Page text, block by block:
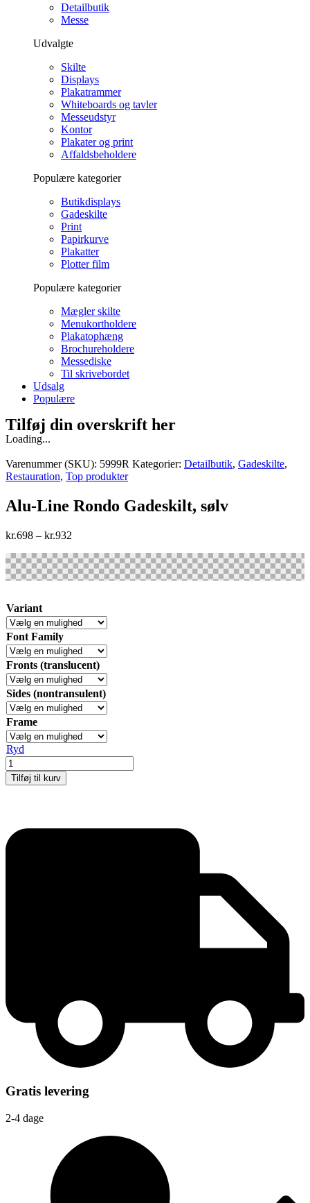
Detailbutik
Messe
Udvalgte
Skilte
Displays
Plakatrammer
Whiteboards og tavler
Messeudstyr
Kontor
Plakater og print
Affaldsbeholdere
Populære kategorier
Butikdisplays
Gadeskilte
Print
Papirkurve
Plakatter
Plotter film
Populære kategorier
Mægler skilte
Menukortholdere
Plakatophæng
Brochureholdere
Messediske
Til skrivebordet
Udsalg
Populære
Tilføj din overskrift her
Loading...
Varenummer (SKU): 5999R Kategorier: Detailbutik, Gadeskilte,
Restauration, Top produkter
Alu-Line Rondo Gadeskilt, sølv
kr.698 – kr.932
Variant
Font Family
Fronts (translucent)
Sides (nontransulent)
Frame
Ryd
Alu-
Line
Rondo
Tilføj til kurv
Gratis levering
2-4 dage